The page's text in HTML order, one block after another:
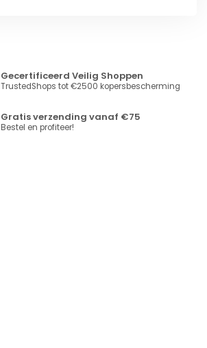
Gecertificeerd Veilig Shoppen
TrustedShops tot €2500 kopersbescherming
Gratis verzending vanaf €75
Bestel en profiteer!